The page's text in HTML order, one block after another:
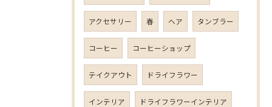
アクセサリー 春 ヘア タンブラー
コーヒー コーヒーショップ
テイクアウト ドライフラワー
インテリア ドライフラワーインテリア